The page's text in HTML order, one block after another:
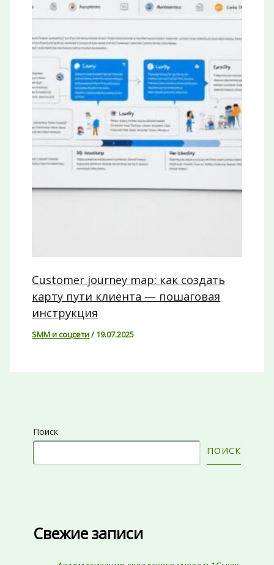
Customer journey map: как создать
карту пути клиента — пошаговая
инструкция
SMM и соцсети/ 19.07.2025
Поиск
ПОИСК
Свежие записи